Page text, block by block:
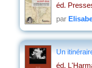
éd.
par
Un
éd.